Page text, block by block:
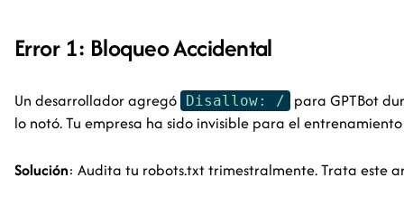
Error 1: Bloqueo Accidental
Un desarrollador agregó Disallow: /
para GPTBot
lo notó. Tu empresa ha sido invisible para el
Solución: Audita tu robots.txt trimestralmente. Trata este